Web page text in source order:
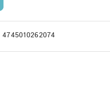
4745010262074